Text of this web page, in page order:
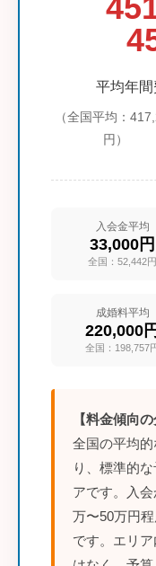
平均年
（全国平均：
円）
入会金平均
33,000円
全国：52,442円
成婚料平均
220,000円
全国：198,757
【料金傾向の
全国の平均
り、標準的
アです。入
万〜50万円
です。エリ